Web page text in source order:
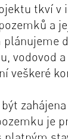
tkví v
a
vodovod a
veškeré
je